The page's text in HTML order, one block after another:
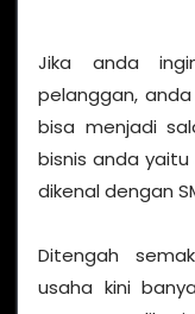
Jika anda
pelanggan,
bisa menjadi
bisnis anda yaitu
dikenal dengan
Ditengah
usaha kini